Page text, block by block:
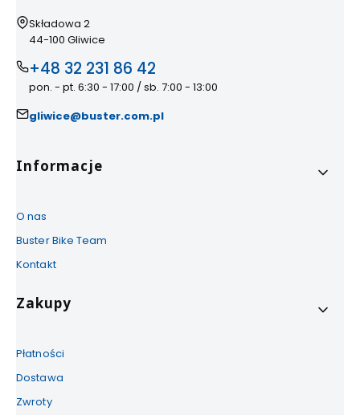
Adres:
Składowa 2
44-100 Gliwice
+48 32 231 86 42
pon. - pt. 6:30 - 17:00 / sb. 7:00 - 13:00
gliwice@buster.com.pl
Linki w stopce
Informacje
O nas
Buster Bike Team
Kontakt
Zakupy
Płatności
Dostawa
Zwroty